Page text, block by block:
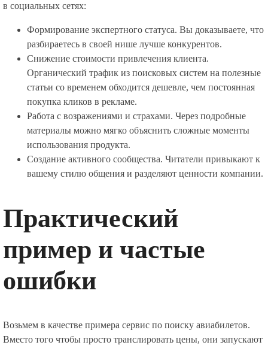
в социальных сетях:
Формирование экспертного статуса. Вы доказываете, что
разбираетесь в своей нише лучше конкурентов.
Снижение стоимости привлечения клиента.
Органический трафик из поисковых систем на полезные
статьи со временем обходится дешевле, чем постоянная
покупка кликов в рекламе.
Работа с возражениями и страхами. Через подробные
материалы можно мягко объяснить сложные моменты
использования продукта.
Создание активного сообщества. Читатели привыкают к
вашему стилю общения и разделяют ценности компании.
Практический
пример и частые
ошибки
Возьмем в качестве примера сервис по поиску авиабилетов.
Вместо того чтобы просто транслировать цены, они запускают